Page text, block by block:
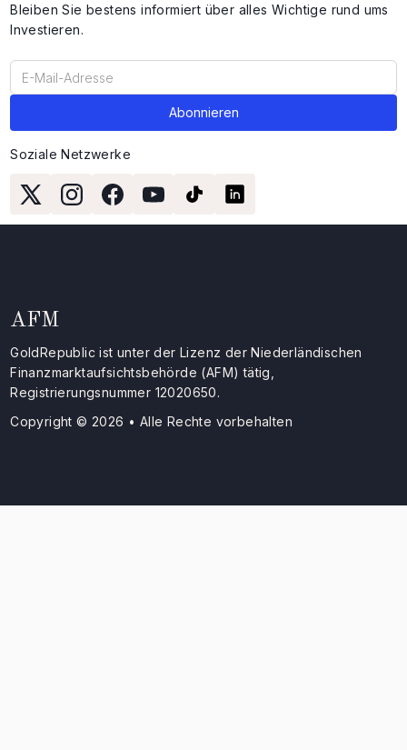
Bleiben Sie bestens informiert über alles Wichtige rund ums
Investieren.
Soziale Netzwerke
AFM
GoldRepublic ist unter der Lizenz der Niederländischen
Finanzmarktaufsichtsbehörde (AFM) tätig,
Registrierungsnummer 12020650.
Copyright © 2026 • Alle Rechte vorbehalten